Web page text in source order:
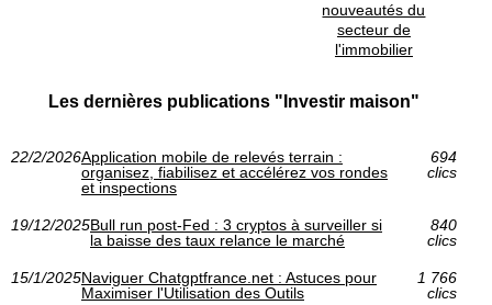
nouveautés du
secteur de
l'immobilier
Les dernières publications "Investir maison"
22/2/2026Application mobile de relevés terrain :
organisez, fiabilisez et accélérez vos rondes
et inspections
694
clics
19/12/2025Bull run post-Fed : 3 cryptos à surveiller si
la baisse des taux relance le marché
840
clics
15/1/2025Naviguer Chatgptfrance.net : Astuces pour
Maximiser l'Utilisation des Outils
1 766
clics